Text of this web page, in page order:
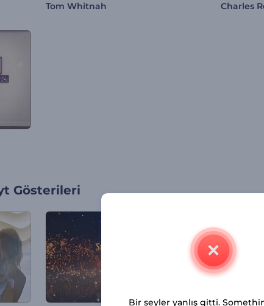
Tom Whitnah Charles
Gösterileri
Bir şeyler yanlış gitti.